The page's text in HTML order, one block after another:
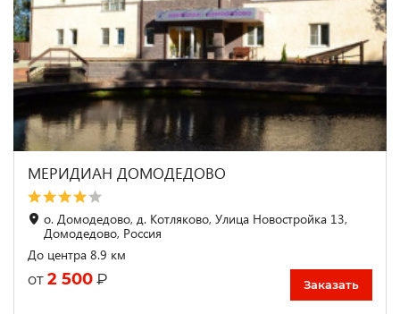
МЕРИДИАН ДОМОДЕДОВО
о. Домодедово, д. Котляково, Улица Новостройка 13,
Домодедово, Россия
До центра 8.9 км
от 2 500 ₽ Заказать